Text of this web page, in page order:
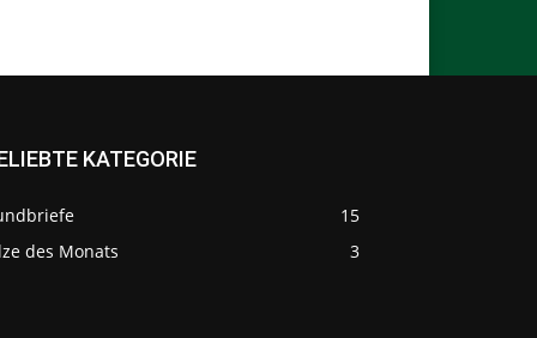
KATEGORIE
15
des Monats
3